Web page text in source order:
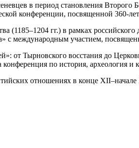
в период становления
конференции, посвященной 360-
(1185–1204 гг.) в рамках
с международным участием,
от Тырновского восстания до
по история, археология
отношениях в конце